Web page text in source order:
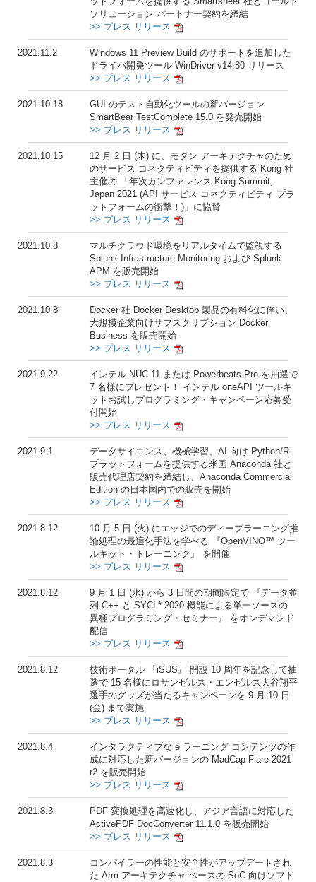
ソリューション パートナー契約を締結
>> プレス リリース
2021.11.2
Windows 11 Preview Build のサポートを追加した
ドライバ開発ツール WinDriver v14.80 リリース
>> プレス リリース
2021.10.18
GUI のテスト自動化ツールの新バージョン
SmartBear TestComplete 15.0 を発売開始
>> プレス リリース
2021.10.15
12 月 2 日 (木) に、モダン アーキテクチャのため
のサービス コネクティビティを提供する Kong 社
主催の 「年次カンファレンス Kong Summit,
Japan 2021 (API サービス コネクティビティ プラ
ットフォームの衝撃！)」に協賛
>> プレス リリース
2021.10.8
マルチクラウド環境をリアルタイムで監視する
Splunk Infrastructure Monitoring および Splunk
APM を販売開始
>> プレス リリース
2021.10.8
Docker 社 Docker Desktop 製品の有料化に伴い、
大規模企業向けサブスクリプション Docker
Business を販売開始
>> プレス リリース
2021.9.22
インテル NUC 11 または Powerbeats Pro を抽選で
7 名様にプレゼント！ インテル oneAPI ツールキ
ットお試しプログラミング・キャンペーン応募受
付開始
>> プレス リリース
2021.9.1
データサイエンス、機械学習、AI 向け Python/R
プラットフォームを提供する米国 Anaconda 社と
販売代理店契約を締結し、Anaconda Commercial
Edition の日本国内での販売を開始
>> プレス リリース
2021.8.12
10 月 5 日 (火) にエッジでのディープラーニング推
論処理の最適化手法を学べる 『OpenVINO™ ツー
ルキット・トレーニング』 を開催
>> プレス リリース
2021.8.12
9 月 1 日 (水) から 3 日間の期間限定で 『データ並
列 C++ と SYCL* 2020 機能による単一ソースの
異種プログラミング・セミナー』 をオンデマンド
配信
>> プレス リリース
2021.8.12
技術ポータル 『iSUS』 開設 10 周年を記念して抽
選で 15 名様にロサンゼルス・エンゼルス大谷翔平
選手のグッズが当たるキャンペーンを 9 月 10 日
(金) まで実施
>> プレス リリース
2021.8.4
インタラクティブな e ラーニング コンテンツの作
成に対応した新バージョンの MadCap Flare 2021
r2 を販売開始
>> プレス リリース
2021.8.3
PDF 変換処理を高速化し、アジア言語に対応した
ActivePDF DocConverter 11.1.0 を販売開始
>> プレス リリース
2021.8.3
コンパイラーの性能と安全性がアップデートされ
た Arm アーキテクチャ ベースの SoC 向けソフト